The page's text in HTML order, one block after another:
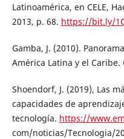
Latinoamérica, en CELE,
2013, p. 68. https://bit.ly/
Gamba, J. (2010).
América Latina y el Caribe.
Shoendorf, J. (2019), Las
capacidades de
tecnología. https://
com/noticias/Tecnologia/